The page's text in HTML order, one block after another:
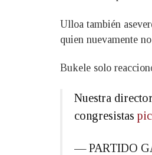
Ulloa también
quien nuevamente
Bukele solo
Nuestra
congresistas
— PARTIDO